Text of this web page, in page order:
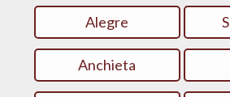
Alegre
Anchieta